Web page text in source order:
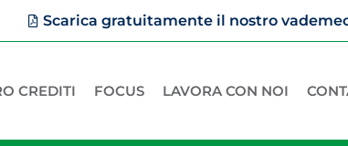
Scarica gratuitamente il nostro
CREDITI FOCUS LAVORA CON NOI